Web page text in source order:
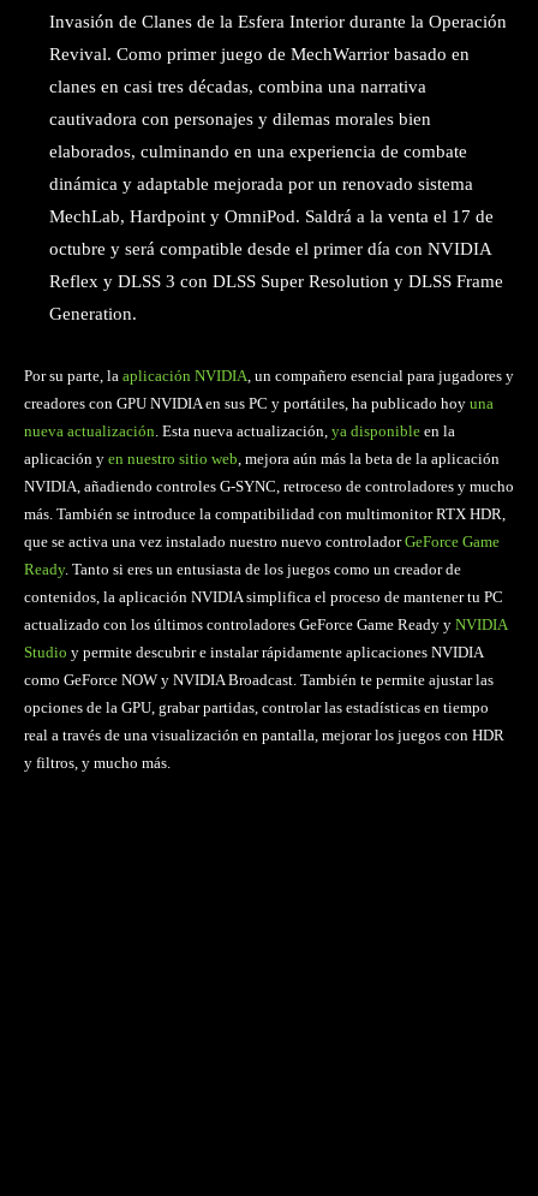
Invasión de Clanes de la Esfera Interior durante la Operación
Revival. Como primer juego de MechWarrior basado en
clanes en casi tres décadas, combina una narrativa
cautivadora con personajes y dilemas morales bien
elaborados, culminando en una experiencia de combate
dinámica y adaptable mejorada por un renovado sistema
MechLab, Hardpoint y OmniPod. Saldrá a la venta el 17 de
octubre y será compatible desde el primer día con NVIDIA
Reflex y DLSS 3 con DLSS Super Resolution y DLSS Frame
Generation.
Por su parte, la aplicación NVIDIA , un compañero esencial para jugadores y
creadores con GPU NVIDIA en sus PC y portátiles, ha publicado hoy una
nueva actualización . Esta nueva actualización, ya disponible en la
aplicación y en nuestro sitio web , mejora aún más la beta de la aplicación
NVIDIA, añadiendo controles G-SYNC, retroceso de controladores y mucho
más. También se introduce la compatibilidad con multimonitor RTX HDR,
que se activa una vez instalado nuestro nuevo controladorGeForce Game
Ready. Tanto si eres un entusiasta de los juegos como un creador de
contenidos, la aplicación NVIDIA simplifica el proceso de mantener tu PC
actualizado con los últimos controladores GeForce Game Ready y NVIDIA
Studio y permite descubrir e instalar rápidamente aplicaciones NVIDIA
como GeForce NOW y NVIDIA Broadcast. También te permite ajustar las
opciones de la GPU, grabar partidas, controlar las estadísticas en tiempo
real a través de una visualización en pantalla, mejorar los juegos con HDR
y filtros, y mucho más.